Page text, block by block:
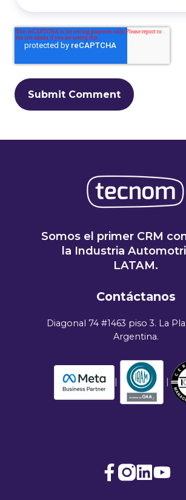
Somos el primer CRM
la Industria
LATAM.
Contáctanos
Diagonal 74 #1463 piso 3. La
Argentina.
| |
JoinBrowse